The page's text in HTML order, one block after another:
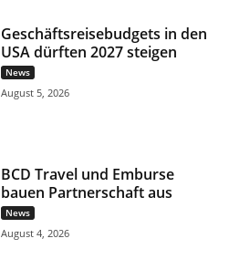
Geschäftsreisebudgets in den
USA dürften 2027 steigen
News
August 5, 2026
BCD Travel und Emburse
bauen Partnerschaft aus
News
August 4, 2026